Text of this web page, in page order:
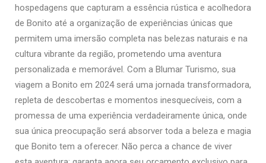
hospedagens que capturam a essência rústica e acolhedora
de Bonito até a organização de experiências únicas que
permitem uma imersão completa nas belezas naturais e na
cultura vibrante da região, prometendo uma aventura
personalizada e memorável. Com a Blumar Turismo, sua
viagem a Bonito em 2024 será uma jornada transformadora,
repleta de descobertas e momentos inesquecíveis, com a
promessa de uma experiência verdadeiramente única, onde
sua única preocupação será absorver toda a beleza e magia
que Bonito tem a oferecer. Não perca a chance de viver